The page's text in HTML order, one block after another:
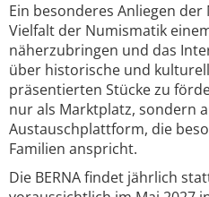
Ein besonderes Anliegen der
Vielfalt der Numismatik
näherzubringen und das
über historische und
präsentierten Stücke zu
nur als Marktplatz, sondern
Austauschplattform, die
Familien anspricht.
Die BERNA findet jährlich